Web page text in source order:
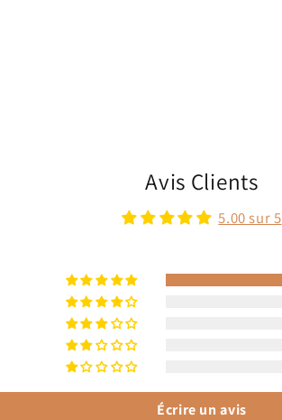
Avis Clients
5.00 sur 5
Écrire un avis